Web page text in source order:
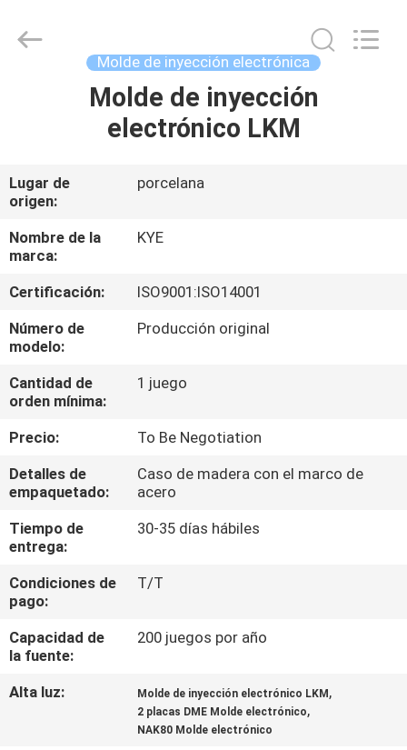
SOBRE
NOSOTROS
VIAJE
DE
FÁBRICA
CONTROL
DE
CALIDAD
ÉNTRENOS
EN
CONTACTO
CON
Molde de inyección electrónica
Molde de inyección
electrónico LKM
Lugar de
origen:
porcelana
Nombre de la
marca:
KYE
Certificación:
ISO9001:ISO14001
Número de
modelo:
Producción original
Cantidad de
orden mínima:
1 juego
Precio:
To Be Negotiation
Detalles de
empaquetado:
Caso de madera con el marco de
acero
Tiempo de
entrega:
30-35 días hábiles
Condiciones de
pago:
T/T
Capacidad de
la fuente:
200 juegos por año
Alta luz: Molde de inyección electrónico LKM ,
2 placas DME Molde electrónico,
NAK80 Molde electrónico